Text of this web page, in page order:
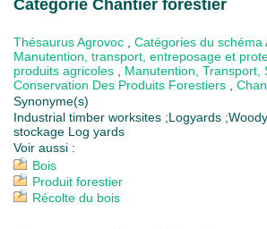
Catégorie Chantier forestier
Thésaurus Agrovoc Catégories du schéma
Manutention, transport, entreposage et
produits agricoles
Manutention, Transport,
Conservation Des Produits Forestiers
Synonyme(s)
Industrial timber worksites ;Logyards
stockage Log yards
Voir aussi :
Bois
Produit forestier
Récolte du bois